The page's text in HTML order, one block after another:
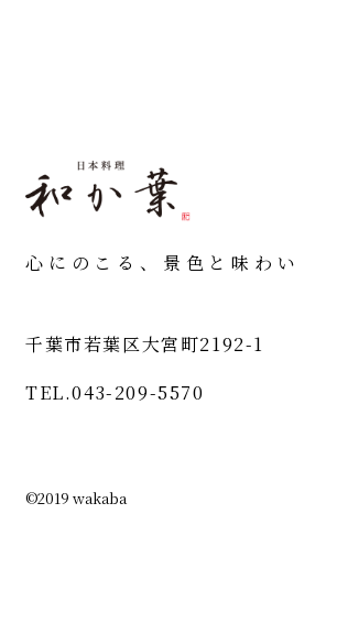
心にのこる、景色と味わい
千葉市若葉区大宮町2192-1
TEL.043-209-5570
©2019 wakaba